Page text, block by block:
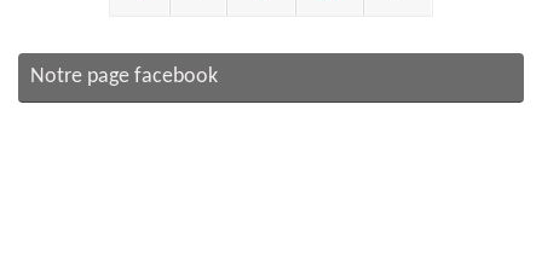
Notre page facebook